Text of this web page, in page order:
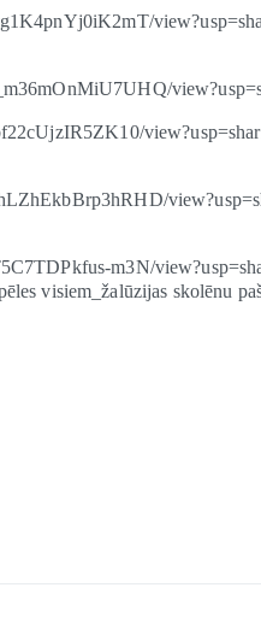
m3N/
visiem_žalūzijas skolēnu